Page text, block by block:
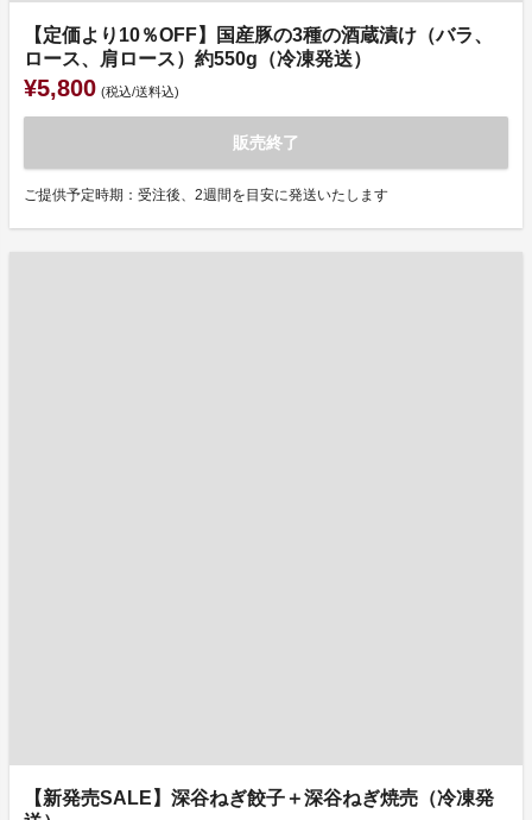
【定価より10％OFF】国産豚の3種の酒蔵漬け（バラ、
ロース、肩ロース）約550g（冷凍発送）
¥5,800 (税込/送料込)
販売終了
ご提供予定時期：受注後、2週間を目安に発送いたします
【新発売SALE】深谷ねぎ餃子＋深谷ねぎ焼売（冷凍発